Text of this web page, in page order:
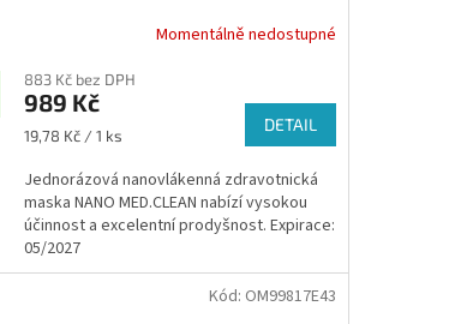
produktu
je
5,0
5
hvězdiček.
Momentálně nedostupné
883 Kč bez DPH
989 Kč
Měrná
19,78 Kč / 1 ks
DETAIL
Jednorázová nanovlákenná zdravotnická
maska NANO MED.CLEAN nabízí vysokou
účinnost a excelentní prodyšnost. Expirace:
05/2027
Kód: OM99817E43